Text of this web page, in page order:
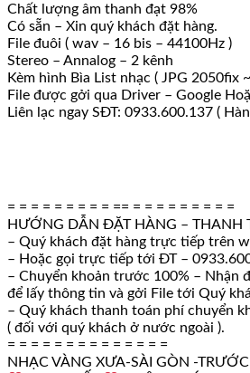
Chất lượng âm thanh đạt 98%
Có sẵn – Xin quý khách đặt hàng.
File đuôi ( wav – 16 bis – 44100Hz )
Stereo – Annalog – 2 kênh
Kèm hình Bìa List nhạc ( JPG 2050fix
File được gởi qua Driver – Google
Liên lạc ngay SĐT: 0933.600.137 (
= = = = = = = = = == = = = = = = = = =
HƯỚNG DẪN ĐẶT HÀNG – THANH
– Quý khách đặt hàng trực tiếp trên
– Hoặc gọi trực tiếp tới ĐT –
– Chuyển khoản trước 100% – Nhận
để lấy thông tin và gởi File tới Quý
– Quý khách thanh toán phí chuyển
( đối với quý khách ở nước ngoài ).
= = = = = = = = = = = = = =
NHẠC VÀNG XƯA-SÀI GÒN -